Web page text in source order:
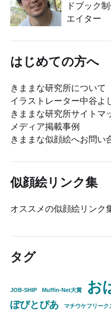
ドブック
エイター
はじめての方へ
きままな研究所について
イラストレーター中谷よ
きままな研究所サイトマ
メディア掲載事例
きままな似顔絵へお問い
似顔絵リンク集
オススメの似顔絵リンク
タグ
JOB-SHIP Muffin-Net大賞 お
ぽぴとぴあ マチウケフリーク